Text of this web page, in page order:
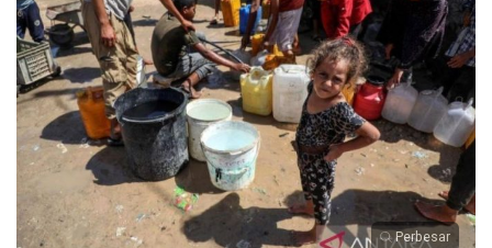
Perbesar